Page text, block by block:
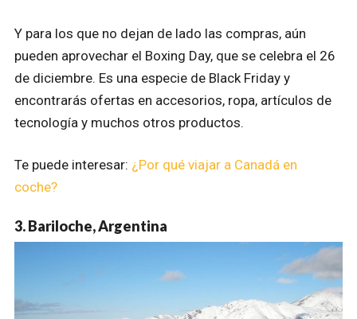
Y para los que no dejan de lado las compras, aún
pueden aprovechar el Boxing Day, que se celebra el 26
de diciembre. Es una especie de Black Friday y
encontrarás ofertas en accesorios, ropa, artículos de
tecnología y muchos otros productos.
Te puede interesar: ¿Por qué viajar a Canadá en
coche?
3. Bariloche, Argentina